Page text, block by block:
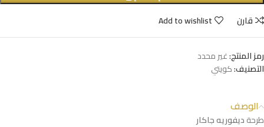
قارن
Add to wishlist
رمز المنتج:غير محدد
التصنيف:كويتي
الوصف
طرحةديفوريه جاكار